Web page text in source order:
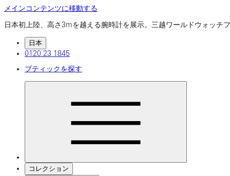
メインコンテンツに移動する
日本初上陸、高さ3mを越える腕時計を展示。三越ワールドウォッ
日本
0120 23 1845
ブティックを探す
コレクション